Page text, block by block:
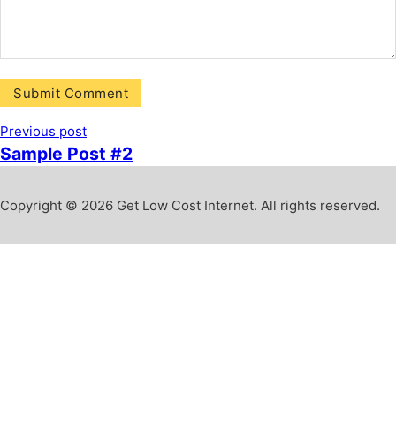
Previous post
Sample Post #2
Copyright © 2026 Get Low Cost Internet. All rights reserved.